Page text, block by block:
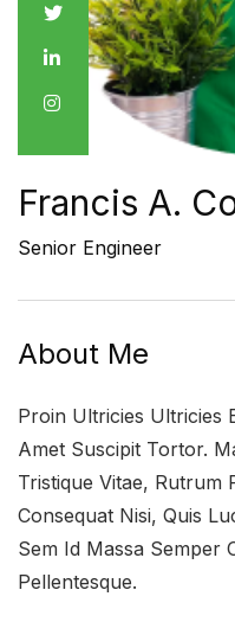
Francis A.
Senior Engineer
About Me
Proin Ultricies Ultricies
Amet Suscipit Tortor.
Tristique Vitae, Rutrum
Consequat Nisi, Quis
Sem Id Massa Semper
Pellentesque.